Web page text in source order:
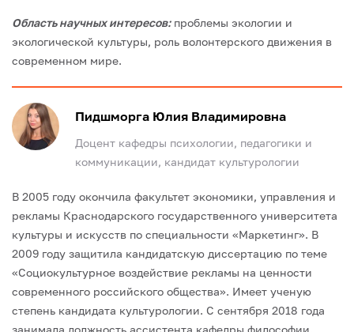
Область научных интересов:проблемы экологии и
экологической культуры, роль волонтерского движения в
современном мире.
Пидшморга Юлия Владимировна
Доцент кафедры психологии, педагогики и
коммуникации, кандидат культурологии
В 2005 году окончила факультет экономики, управления и
рекламы Краснодарского государственного университета
культуры и искусств по специальности «Маркетинг». В
2009 году защитила кандидатскую диссертацию по теме
«Социокультурное воздействие рекламы на ценности
современного российского общества». Имеет ученую
степень кандидата культурологии. С сентября 2018 года
занимала должность ассистента кафедры философии,